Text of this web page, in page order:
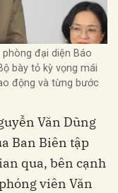
đại diện Báo
bày tỏ kỳ vọng mái
động và từng bước
Văn Dũng
Ban Biên tập
qua, bên cạnh
viên Văn